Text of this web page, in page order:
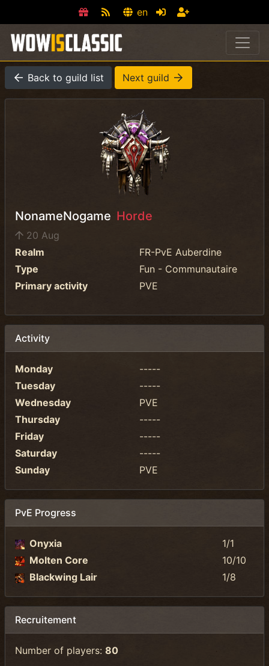
en
Back to guild list Next guild
NonameNogame Horde
20 Aug
Realm
FR-PvE Auberdine
Type
Fun - Communautaire
Primary activity
PVE
Activity
Monday
-----
Tuesday
-----
Wednesday
PVE
Thursday
-----
Friday
-----
Saturday
-----
Sunday
PVE
PvE Progress
Onyxia
1/1
Molten Core
10/10
Blackwing Lair
1/8
Recruitement
Number of players: 80